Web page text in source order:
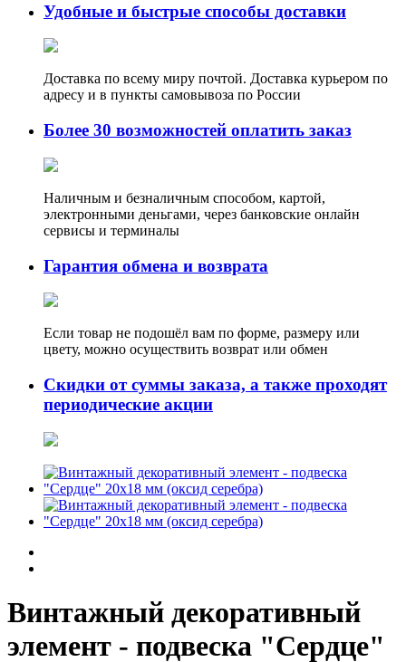
Удобные и быстрые способы доставки
Доставка по всему миру почтой. Доставка курьером по
адресу и в пункты самовывоза по России
Более 30 возможностей оплатить заказ
Наличным и безналичным способом, картой,
электронными деньгами, через банковские онлайн
сервисы и терминалы
Гарантия обмена и возврата
Если товар не подошёл вам по форме, размеру или
цвету, можно осуществить возврат или обмен
Скидки от суммы заказа, а также проходят
периодические акции
Винтажный декоративный
элемент - подвеска "Сердце"